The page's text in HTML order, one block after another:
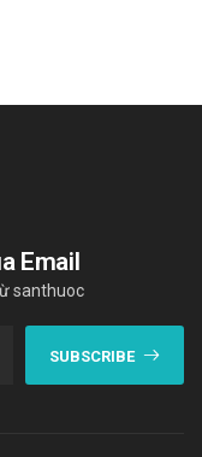
Email
santhuoc
SUBSCRIBE